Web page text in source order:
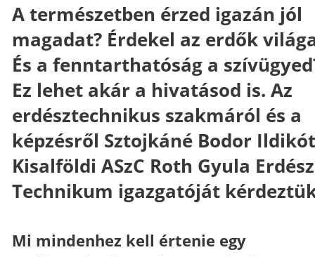
A természetben érzed igazán jól
magadat? Érdekel az erdők
És a fenntarthatóság a
Ez lehet akár a hivatásod is. Az
erdésztechnikus szakmáról és a
képzésről Sztojkáné Bodor
Kisalföldi ASzC Roth Gyula
Technikum igazgatóját
Mi mindenhez kell értenie egy